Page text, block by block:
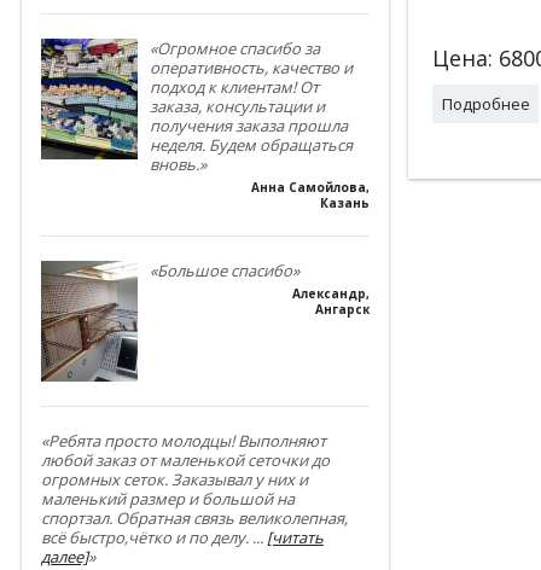
«Огромное спасибо за
оперативность, качество и
подход к клиентам! От
заказа, консультации и
получения заказа прошла
неделя. Будем обращаться
вновь.»
Анна Самойлова,
Казань
«Большое спасибо»
Александр,
Ангарск
«Ребята просто молодцы! Выполняют
любой заказ от маленькой сеточки до
огромных сеток. Заказывал у них и
маленький размер и большой на
спортзал. Обратная связь великолепная,
всё быстро,чётко и по делу. ... [читать
далее]»
Цена:
Подробнее